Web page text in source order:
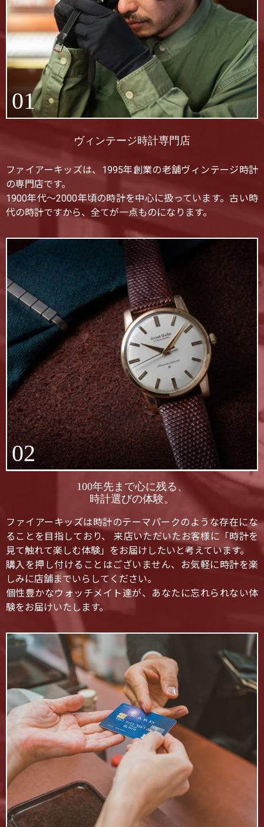
01
ヴィンテージ時計専門店
ファイアーキッズは、1995年創業の老舗ヴィンテージ時計
の専門店です。
1900年代〜2000年頃の時計を中心に扱っています。古い時
代の時計ですから、全てが一点ものになります。
02
100年先まで心に残る、
時計選びの体験。
ファイアーキッズは時計のテーマパークのような存在にな
ることを目指しており、 来店いただいたお客様に「時計を
見て触れて楽しむ体験」をお届けしたいと考えています。
購入を押し付けることはございません、お気軽に時計を楽
しみに店舗までいらしてください。
個性豊かなウォッチメイト達が、あなたに忘れられない体
験をお届けいたします。